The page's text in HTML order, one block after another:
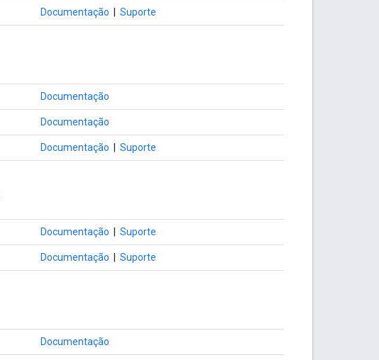
Documentação Suporte
Documentação
Documentação
Documentação Suporte
Documentação Suporte
Documentação Suporte
Documentação